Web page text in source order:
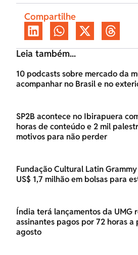
Compartilhe
Leia também...
10 podcasts sobre mercado da
acompanhar no Brasil e no
SP2B acontece no Ibirapuera
horas de conteúdo e 2 mil
motivos para não perder
Fundação Cultural Latin
US$ 1,7 milhão em bolsas para
Índia terá lançamentos da UMG
assinantes pagos por 72 horas
agosto